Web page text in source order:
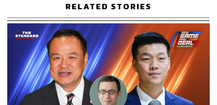
RELATED STORIES